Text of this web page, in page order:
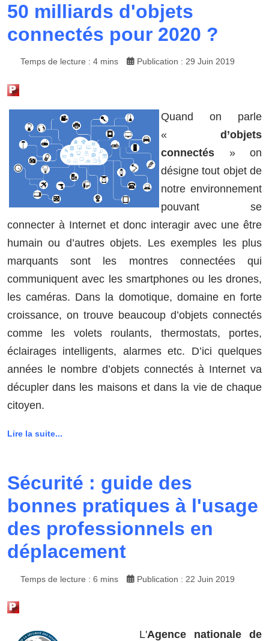
50 milliards d'objets
connectés pour 2020 ?
Temps de lecture : 4 mins Publication : 29 Juin 2019
Quand on parle
« d’objets
connectés » on
désigne tout objet de
notre environnement
pouvant se
connecter à Internet et donc interagir avec une être
humain ou d’autres objets. Les exemples les plus
marquants sont les montres connectées qui
communiquent avec les smartphones ou les drones,
les caméras. Dans la domotique, domaine en forte
croissance, on trouve beaucoup d’objets connectés
comme les volets roulants, thermostats, portes,
éclairages intelligents, alarmes etc. D’ici quelques
années le nombre d’objets connectés à Internet va
décupler dans les maisons et dans la vie de chaque
citoyen.
Lire la suite...
Sécurité : guide des
bonnes pratiques à l'usage
des professionnels en
déplacement
Temps de lecture : 6 mins Publication : 22 Juin 2019
L'Agence nationale de